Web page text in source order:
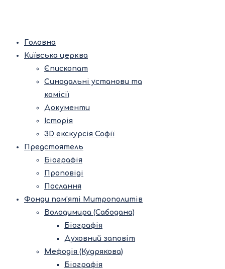
Головна
Київська церква
Єпископат
Синодальні установи та
комісії
Документи
Історія
3D екскурсія Софії
Предстоятель
Біографія
Проповіді
Послання
Фонди пам’яті Митрополитів
Володимира (Сабодана)
Біографія
Духовний заповіт
Мефодія (Кудрякова)
Біографія